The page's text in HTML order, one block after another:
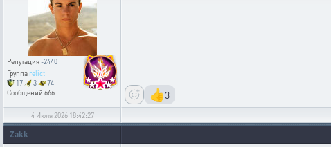
Репутация-2440
Группа relict
17
3
74
Сообщений 666 👍3
4 Июля 2026 18:42:27
Zakk